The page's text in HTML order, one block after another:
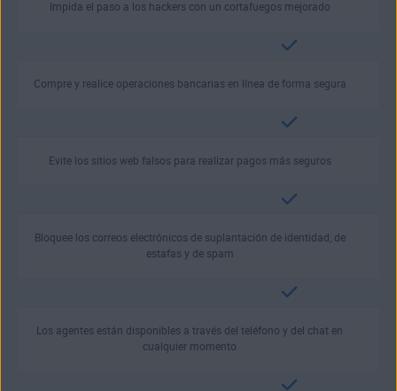
Impida el paso a los hackers con un cortafuegos mejorado
Compre y realice operaciones bancarias en línea de forma segura
Evite los sitios web falsos para realizar pagos más seguros
Bloquee los correos electrónicos de suplantación de identidad, de
estafas y de spam
Los agentes están disponibles a través del teléfono y del chat en
cualquier momento